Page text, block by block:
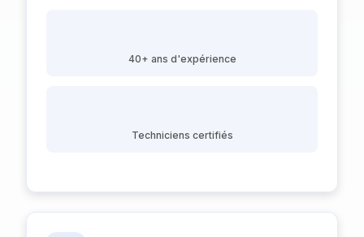
40+ ans d'expérience
Techniciens certifiés